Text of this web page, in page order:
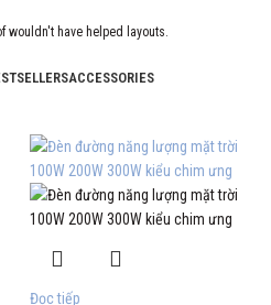
wouldn't have helped layouts.
ACCESSORIES
Đọc tiếp